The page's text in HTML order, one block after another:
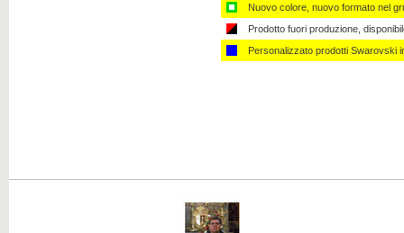
Nuovo colore, nuovo formato nel
Prodotto fuori produzione,
Personalizzato ​​prodotti Swarovski